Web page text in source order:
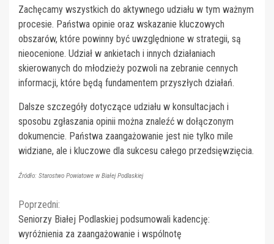
Zachęcamy wszystkich do aktywnego udziału w tym ważnym
procesie. Państwa opinie oraz wskazanie kluczowych
obszarów, które powinny być uwzględnione w strategii, są
nieocenione. Udział w ankietach i innych działaniach
skierowanych do młodzieży pozwoli na zebranie cennych
informacji, które będą fundamentem przyszłych działań.
Dalsze szczegóły dotyczące udziału w konsultacjach i
sposobu zgłaszania opinii można znaleźć w dołączonym
dokumencie. Państwa zaangażowanie jest nie tylko mile
widziane, ale i kluczowe dla sukcesu całego przedsięwzięcia.
Źródło: Starostwo Powiatowe w Białej Podlaskiej
Continue
Reading
Poprzedni:
Seniorzy Białej Podlaskiej podsumowali kadencję:
wyróżnienia za zaangażowanie i wspólnotę